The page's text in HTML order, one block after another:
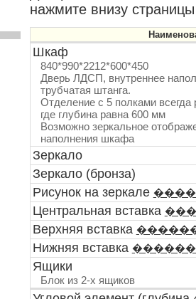
нажмите внизу
Шкаф
840*990*2212*600*450
Дверь ЛДСП, внутреннее
трубчатая штанга.
Отделение с 5 полками всегда
где глубина равна 600 мм
Возможно зеркальное
наполнения шкафа
Зеркало
Зеркало (бронза)
Рисунок на зеркале
Центральная вставка
Верхняя вставка
Нижняя вставка
Ящики
Блок из 2-х ящиков